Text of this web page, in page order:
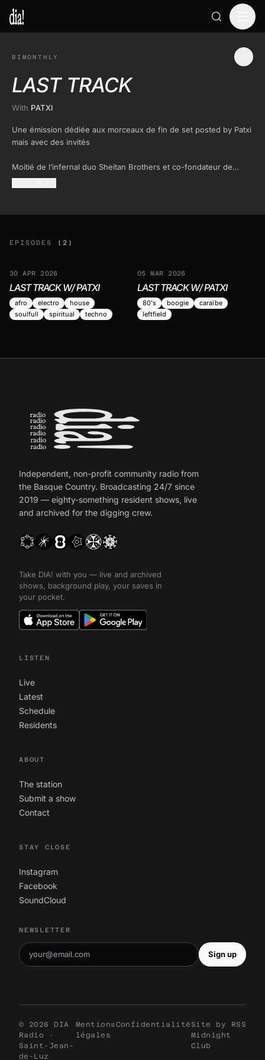
BIMONTHLY
LAST TRACK
With PATXI
Une émission dédiée aux morceaux de fin de set posted by Patxi
mais avec des invités
Moitié de l’infernal duo Sheitan Brothers et co-fondateur de
Furie, Patxi aime jongler avec l’ensemble de ses influences et
sonorités brésiliennes (plein), du boogie français (parfois trop),
un tas de choses perdues ou oubliées des 80’s qui peuvent un
EPISODES (2)
30 APR 2026
LAST TRACK W/ PATXI
afro electro
house
soulfull
spiritual techno
05 MAR 2026
LAST TRACK W/ PATXI
80's boogie
caraïbe
leftfield
Independent, non-profit community radio from
the Basque Country. Broadcasting 24/7 since
2019 — eighty-something resident shows, live
and archived for the digging crew.
Take DIA! with you — live and archived
shows, background play, your saves in
your pocket.
LISTEN
Live
Latest
Schedule
Residents
ABOUT
The station
Submit a show
Contact
STAY CLOSE
Instagram
Facebook
SoundCloud
NEWSLETTER
Sign up
© 2026 DIA
Radio ·
Saint-Jean-
de-Luz
Mentions
légales
Confidentialité Site by
Midnight
Club
RSS